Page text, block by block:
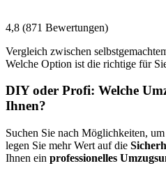
4,8 (871 Bewertungen)
Vergleich zwischen
Welche Option ist die richtige für
DIY oder Profi: Welche
Ihnen?
Suchen Sie nach Möglichkeiten, um
legen Sie mehr Wert auf die
Ihnen ein professionelles